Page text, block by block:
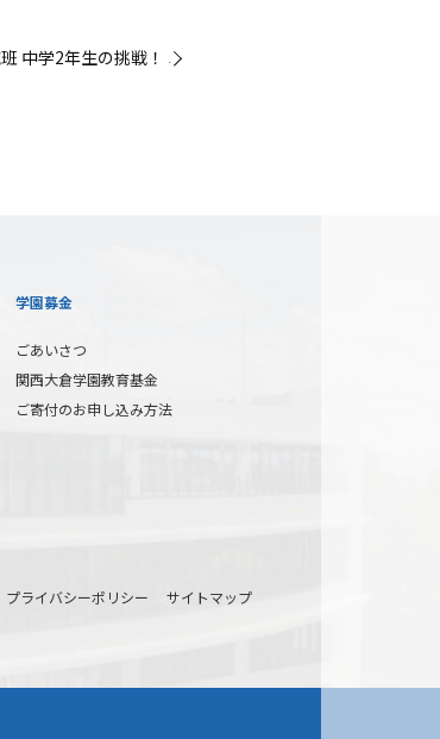
中学2年生の挑戦！ »
学園募金
ごあいさつ
関西大倉学園教育基金
ご寄付のお申し込み方法
プライバシーポリシー サイトマップ